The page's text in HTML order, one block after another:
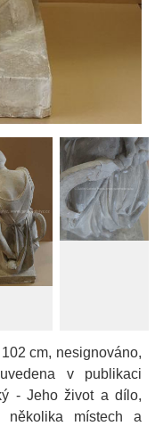
cm, nesignováno,
v publikaci
- Jeho život a dílo,
několika místech a